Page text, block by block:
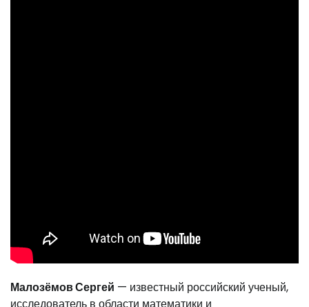
Малозёмов Сергей — известный российский ученый,